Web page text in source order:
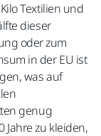
Textilien und
dieser
oder zum
in der EU ist
was auf
genug
Jahre zu kleiden,